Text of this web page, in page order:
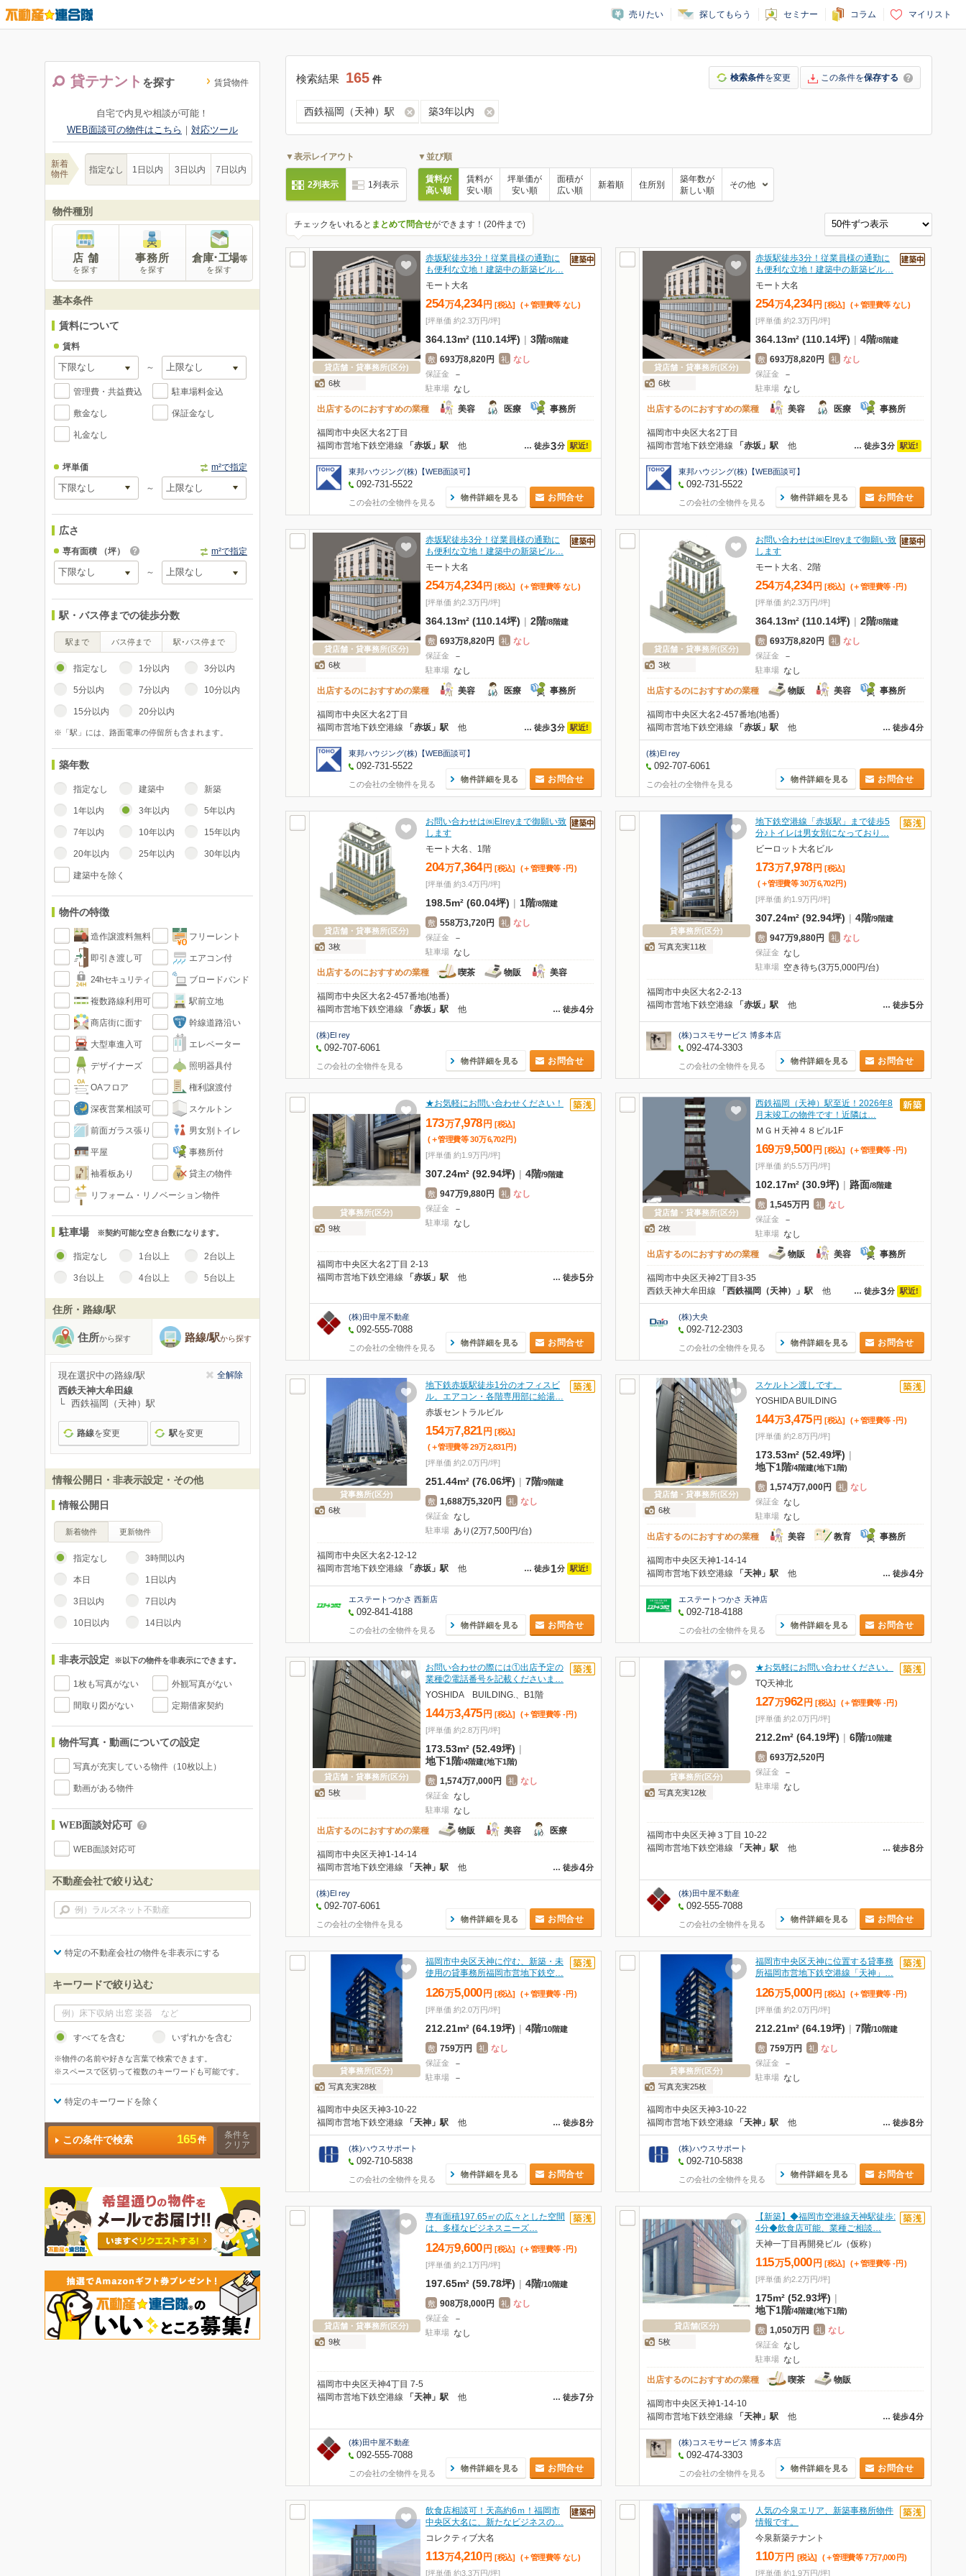
売りたい 探してもらう セミナー コラム マイリスト
貸テナント を探す 賃貸物件
自宅で内見や相談が可能！
WEB面談可の物件はこちら ｜ 対応ツール
新着
物件
指定なし 1日以内 3日以内 7日以内
物件種別
店 舗
を探す
事務所
を探す
倉庫･工場等
を探す
基本条件
賃料について
賃料
～
管理費・共益費込 駐車場料金込
敷金なし 保証金なし
礼金なし
坪単価 m²で指定
～
広さ
専有面積 （坪） m²で指定
～
駅・バス停までの徒歩分数
駅まで バス停まで 駅･バス停まで
指定なし 1分以内 3分以内
5分以内 7分以内 10分以内
15分以内 20分以内
※「駅」には、路面電車の停留所も含まれます。
築年数
指定なし 建築中 新築
1年以内 3年以内 5年以内
7年以内 10年以内 15年以内
20年以内 25年以内 30年以内
建築中を除く
物件の特徴
造作譲渡料無料 フリーレント
即引き渡し可 エアコン付
24hセキュリティ ブロードバンド
複数路線利用可 駅前立地
商店街に面す 幹線道路沿い
大型車進入可 エレベーター
デザイナーズ 照明器具付
OAフロア 権利譲渡付
深夜営業相談可 スケルトン
前面ガラス張り 男女別トイレ
平屋 事務所付
袖看板あり 貸主の物件
リフォーム・リノベーション物件
駐車場 ※契約可能な空き台数になります。
指定なし 1台以上 2台以上
3台以上 4台以上 5台以上
住所・路線/駅
住所から探す 路線/駅から探す
現在選択中の路線/駅 全解除
西鉄天神大牟田線
西鉄福岡（天神）駅
路線を変更 駅を変更
情報公開日・非表示設定・その他
情報公開日
新着物件 更新物件
指定なし 3時間以内
本日 1日以内
3日以内 7日以内
10日以内 14日以内
非表示設定 ※以下の物件を非表示にできます。
1枚も写真がない 外観写真がない
間取り図がない 定期借家契約
物件写真・動画についての設定
写真が充実している物件（10枚以上）
動画がある物件
WEB面談対応可
WEB面談対応可
不動産会社で絞り込む
特定の不動産会社の物件を非表示にする
キーワードで絞り込む
すべてを含む いずれかを含む
※物件の名前や好きな言葉で検索できます。
※スペースで区切って複数のキーワードも可能です。
特定のキーワードを除く
この条件で検索 件
165
条件を
クリア
検索結果 165 件 検索条件を変更 この条件を保存する
西鉄福岡（天神）駅 築3年以内
▼表示レイアウト
2列表示 1列表示
▼並び順
賃料が
高い順
賃料が
安い順
坪単価が
安い順
面積が
広い順
新着順 住所別
築年数が
新しい順
その他
チェックをいれると まとめて問合せができます！(20件まで)
貸店舗・貸事務所(区分)
6枚
赤坂駅徒歩3分！従業員様の通勤に
も便利な立地！建築中の新築ビル…
モート大名
254万4,234円 [税込] (＋管理費等 なし)
[坪単価 約2.3万円/坪]
364.13m² (110.14坪) | 3階/8階建
敷 693万8,820円 礼 なし
保証金 －
駐車場 なし
出店するのにおすすめの業種
美容 医療 事務所
福岡市中央区大名2丁目
… 徒歩3分 駅近!
福岡市営地下鉄空港線 「赤坂」駅 他
東邦ハウジング(株)【WEB面談可】
092-731-5522
この会社の全物件を見る
物件詳細を見る お問合せ
貸店舗・貸事務所(区分)
6枚
赤坂駅徒歩3分！従業員様の通勤に
も便利な立地！建築中の新築ビル…
モート大名
254万4,234円 [税込] (＋管理費等 なし)
[坪単価 約2.3万円/坪]
364.13m² (110.14坪) | 4階/8階建
敷 693万8,820円 礼 なし
保証金 －
駐車場 なし
出店するのにおすすめの業種
美容 医療 事務所
福岡市中央区大名2丁目
… 徒歩3分 駅近!
福岡市営地下鉄空港線 「赤坂」駅 他
東邦ハウジング(株)【WEB面談可】
092-731-5522
この会社の全物件を見る
物件詳細を見る お問合せ
貸店舗・貸事務所(区分)
6枚
赤坂駅徒歩3分！従業員様の通勤に
も便利な立地！建築中の新築ビル…
モート大名
254万4,234円 [税込] (＋管理費等 なし)
[坪単価 約2.3万円/坪]
364.13m² (110.14坪) | 2階/8階建
敷 693万8,820円 礼 なし
保証金 －
駐車場 なし
出店するのにおすすめの業種
美容 医療 事務所
福岡市中央区大名2丁目
… 徒歩3分 駅近!
福岡市営地下鉄空港線 「赤坂」駅 他
東邦ハウジング(株)【WEB面談可】
092-731-5522
この会社の全物件を見る
物件詳細を見る お問合せ
貸店舗・貸事務所(区分)
3枚
お問い合わせは㈱Elreyまで御願い致
します
モート大名、2階
254万4,234円 [税込] (＋管理費等 - 円 )
[坪単価 約2.3万円/坪]
364.13m² (110.14坪) | 2階/8階建
敷 693万8,820円 礼 なし
保証金 －
駐車場 なし
出店するのにおすすめの業種
物販 美容 事務所
福岡市中央区大名2-457番地(地番)
… 徒歩4分
福岡市営地下鉄空港線 「赤坂」駅 他
(株)El rey
092-707-6061
この会社の全物件を見る
物件詳細を見る お問合せ
貸店舗・貸事務所(区分)
3枚
お問い合わせは㈱Elreyまで御願い致
します
モート大名、1階
204万7,364円 [税込] (＋管理費等 - 円 )
[坪単価 約3.4万円/坪]
198.5m² (60.04坪) | 1階/8階建
敷 558万3,720円 礼 なし
保証金 －
駐車場 なし
出店するのにおすすめの業種
喫茶 物販 美容
福岡市中央区大名2-457番地(地番)
… 徒歩4分
福岡市営地下鉄空港線 「赤坂」駅 他
(株)El rey
092-707-6061
この会社の全物件を見る
物件詳細を見る お問合せ
貸事務所(区分)
写真充実11枚
地下鉄空港線「赤坂駅」まで徒歩5
分♪トイレは男女別になっており…
ビーロット大名ビル
173万7,978 円 [税込]
(＋管理費等 30万6,702 円 )
[坪単価 約1.9万円/坪]
307.24m² (92.94坪) | 4階/9階建
敷 947万9,880円 礼 なし
保証金 なし
駐車場 空き待ち(3万5,000円/台)
福岡市中央区大名2-2-13
… 徒歩5分
福岡市営地下鉄空港線 「赤坂」駅 他
(株)コスモサービス 博多本店
092-474-3303
この会社の全物件を見る
物件詳細を見る お問合せ
貸事務所(区分)
9枚
★お気軽にお問い合わせください！
173万7,978 円 [税込]
(＋管理費等 30万6,702 円 )
[坪単価 約1.9万円/坪]
307.24m² (92.94坪) | 4階/9階建
敷 947万9,880円 礼 なし
保証金 －
駐車場 なし
福岡市中央区大名2丁目 2-13
… 徒歩5分
福岡市営地下鉄空港線 「赤坂」駅 他
(株)田中屋不動産
092-555-7088
この会社の全物件を見る
物件詳細を見る お問合せ
貸店舗・貸事務所(区分)
2枚
西鉄福岡（天神）駅至近！2026年8
月末竣工の物件です！近隣は…
ＭＧＨ天神４８ビル1F
169万9,500 円 [税込] (＋管理費等 - 円 )
[坪単価 約5.5万円/坪]
102.17m² (30.9坪) | 路面/8階建
敷 1,545万円 礼 なし
保証金 －
駐車場 なし
出店するのにおすすめの業種
物販 美容 事務所
福岡市中央区天神2丁目3-35
… 徒歩3分 駅近!
西鉄天神大牟田線 「西鉄福岡（天神）」駅 他
(株)大央
092-712-2303
この会社の全物件を見る
物件詳細を見る お問合せ
貸事務所(区分)
6枚
地下鉄赤坂駅徒歩1分のオフィスビ
ル。エアコン・各階専用部に給湯…
赤坂セントラルビル
154万7,821 円 [税込]
(＋管理費等 29万2,831 円 )
[坪単価 約2.0万円/坪]
251.44m² (76.06坪) | 7階/9階建
敷 1,688万5,320円 礼 なし
保証金 なし
駐車場 あり(2万7,500円/台)
福岡市中央区大名2-12-12
… 徒歩1分 駅近!
福岡市営地下鉄空港線 「赤坂」駅 他
エステートつかさ 西新店
092-841-4188
この会社の全物件を見る
物件詳細を見る お問合せ
貸店舗・貸事務所(区分)
6枚
スケルトン渡しです。
YOSHIDA BUILDING
144万3,475 円 [税込] (＋管理費等 - 円 )
[坪単価 約2.8万円/坪]
173.53m² (52.49坪) |
地下1階/4階建(地下1階)
敷 1,574万7,000円 礼 なし
保証金 なし
駐車場 なし
出店するのにおすすめの業種
美容 教育 事務所
福岡市中央区天神1-14-14
… 徒歩4分
福岡市営地下鉄空港線 「天神」駅 他
エステートつかさ 天神店
092-718-4188
この会社の全物件を見る
物件詳細を見る お問合せ
貸店舗・貸事務所(区分)
5枚
お問い合わせの際には①出店予定の
業種②電話番号を記載くださいま…
YOSHIDA BUILDING.、B1階
144万3,475 円 [税込] (＋管理費等 - 円 )
[坪単価 約2.8万円/坪]
173.53m² (52.49坪) |
地下1階/4階建(地下1階)
敷 1,574万7,000円 礼 なし
保証金 なし
駐車場 なし
出店するのにおすすめの業種
物販 美容 医療
福岡市中央区天神1-14-14
… 徒歩4分
福岡市営地下鉄空港線 「天神」駅 他
(株)El rey
092-707-6061
この会社の全物件を見る
物件詳細を見る お問合せ
貸事務所(区分)
写真充実12枚
★お気軽にお問い合わせください。
TQ天神北
127万962 円 [税込] (＋管理費等 - 円 )
[坪単価 約2.0万円/坪]
212.2m² (64.19坪) | 6階/10階建
敷 693万2,520円
保証金 －
駐車場 なし
福岡市中央区天神３丁目 10-22
… 徒歩8分
福岡市営地下鉄空港線 「天神」駅 他
(株)田中屋不動産
092-555-7088
この会社の全物件を見る
物件詳細を見る お問合せ
貸事務所(区分)
写真充実28枚
福岡市中央区天神に佇む、新築・未
使用の貸事務所福岡市営地下鉄空…
126万5,000 円 [税込] (＋管理費等 - 円 )
[坪単価 約2.0万円/坪]
212.21m² (64.19坪) | 4階/10階建
敷 759万円 礼 なし
保証金 －
駐車場 －
福岡市中央区天神3-10-22
… 徒歩8分
福岡市営地下鉄空港線 「天神」駅 他
(株)ハウスサポート
092-710-5838
この会社の全物件を見る
物件詳細を見る お問合せ
貸事務所(区分)
写真充実25枚
福岡市中央区天神に位置する貸事務
所福岡市営地下鉄空港線「天神」…
126万5,000 円 [税込] (＋管理費等 - 円 )
[坪単価 約2.0万円/坪]
212.21m² (64.19坪) | 7階/10階建
敷 759万円 礼 なし
保証金 －
駐車場 なし
福岡市中央区天神3-10-22
… 徒歩8分
福岡市営地下鉄空港線 「天神」駅 他
(株)ハウスサポート
092-710-5838
この会社の全物件を見る
物件詳細を見る お問合せ
貸店舗・貸事務所(区分)
9枚
専有面積197.65㎡の広々とした空間
は、多様なビジネスニーズ…
124万9,600 円 [税込] (＋管理費等 - 円 )
[坪単価 約2.1万円/坪]
197.65m² (59.78坪) | 4階/10階建
敷 908万8,000円 礼 なし
保証金 －
駐車場 なし
福岡市中央区天神4丁目 7-5
… 徒歩7分
福岡市営地下鉄空港線 「天神」駅 他
(株)田中屋不動産
092-555-7088
この会社の全物件を見る
物件詳細を見る お問合せ
貸店舗(区分)
5枚
【新築】◆福岡市空港線天神駅徒歩:
4分◆飲食店可能、業種ご相談…
天神一丁目再開発ビル（仮称）
115万5,000 円 [税込] (＋管理費等 - 円 )
[坪単価 約2.2万円/坪]
175m² (52.93坪) |
地下1階/4階建(地下1階)
敷 1,050万円 礼 なし
保証金 なし
駐車場 なし
出店するのにおすすめの業種
喫茶 物販
福岡市中央区天神1-14-10
… 徒歩4分
福岡市営地下鉄空港線 「天神」駅 他
(株)コスモサービス 博多本店
092-474-3303
この会社の全物件を見る
物件詳細を見る お問合せ
飲食店相談可！天高約6ｍ！福岡市
中央区大名に、新たなビジネスの…
コレクティブ大名
113万4,210 円 [税込] (＋管理費等 なし)
[坪単価 約3.3万円/坪]
人気の今泉エリア、新築事務所物件
情報です。
今泉新築テナント
110万 円 [税込] (＋管理費等 7万7,000 円)
[坪単価 約1.9万円/坪]